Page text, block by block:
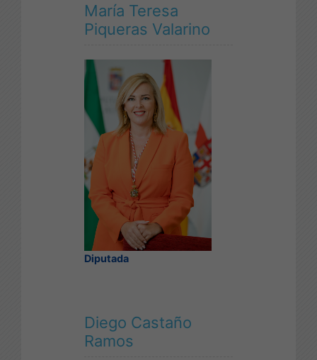
María Teresa
Piqueras Valarino
Diputada
Diego Castaño
Ramos